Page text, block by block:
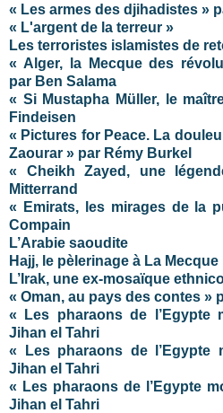
« Les armes des djihadistes »
« L'argent de la terreur »
Les terroristes islamistes de
« Alger, la Mecque des
par Ben Salama
« Si Mustapha Müller, le
Findeisen
« Pictures for Peace. La
Zaourar » par Rémy Burkel
« Cheikh Zayed, une
Mitterrand
« Emirats, les mirages de la
Compain
L’Arabie saoudite
Hajj, le pèlerinage à La Mecque
L’Irak, une ex-mosaïque
« Oman, au pays des contes »
« Les pharaons de l’Egypte
Jihan el Tahri
« Les pharaons de l’Egypte
Jihan el Tahri
« Les pharaons de l’Egypte
Jihan el Tahri